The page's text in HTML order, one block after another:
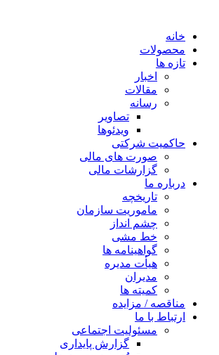
خانه
محصولات
تازه ها
اخبار
مقالات
رسانه
تصاویر
ویدئوها
حاکمیت شرکتی
صورت های مالی
گزارشات مالی
درباره ما
تاریخچه
ماموریت سازمان
چشم انداز
خط مشی
گواهینامه ها
هیأت مدیره
مدیران
کمیته ها
مناقصه / مزایده
ارتباط با ما
مسئولیت اجتماعی
گزارش پایداری